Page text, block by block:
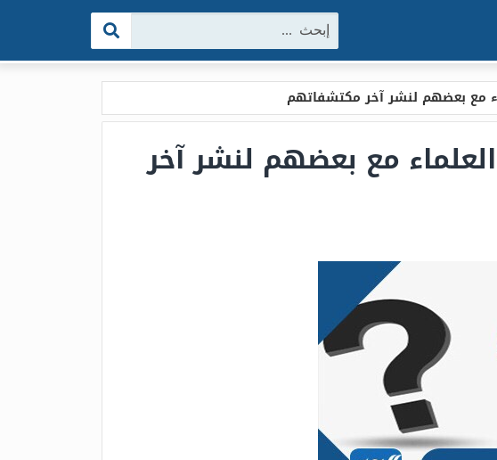
البحث:
مع بعضهم لنشر آخر مكتشفاتهم
مع بعضهم لنشر آخر